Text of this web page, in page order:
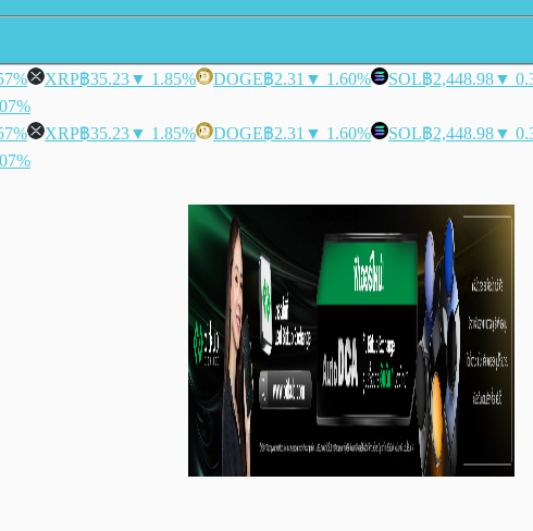
XRP฿35.23▼ 1.85% DOGE฿2.31 ▼ 1.60% SOL฿2,448.98▼
XRP฿35.23▼ 1.85% DOGE฿2.31 ▼ 1.60% SOL฿2,448.98▼